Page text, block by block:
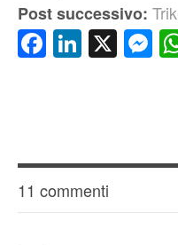
Post successivo:
X
11 commenti